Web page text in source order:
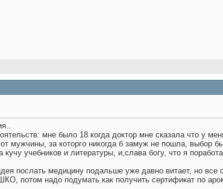
мне было 18 когда доктор мне сказала что у
мужчины, за которго никогда б замуж не пошла, выбор
учебников и литературы, и,слава богу, что я
послать медицину подальше уже давно витает, но все
потом надо подумать как получить сертификат по